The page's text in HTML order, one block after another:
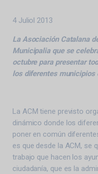
4 Juliol 2013
La Asociación Catalana
Municipalia que se
octubre para presentar
los diferentes municipios
La ACM tiene previsto
dinámico donde los
poner en común
es que desde la ACM, se
trabajo que hacen los
ciudadanía, que es la